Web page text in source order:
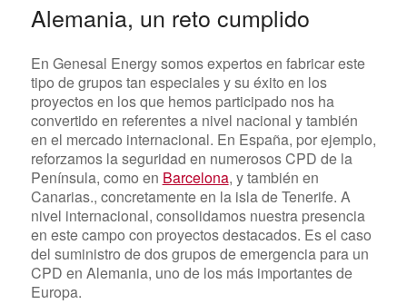
Alemania, un reto cumplido
En Genesal Energy somos expertos en fabricar este
tipo de grupos tan especiales y su éxito en los
proyectos en los que hemos participado nos ha
convertido en referentes a nivel nacional y también
en el mercado internacional. En España, por ejemplo,
reforzamos la seguridad en numerosos CPD de la
Península, como en Barcelona, y también en
Canarias., concretamente en la isla de Tenerife. A
nivel internacional, consolidamos nuestra presencia
en este campo con proyectos destacados. Es el caso
del suministro de dos grupos de emergencia para un
CPD en Alemania, uno de los más importantes de
Europa.